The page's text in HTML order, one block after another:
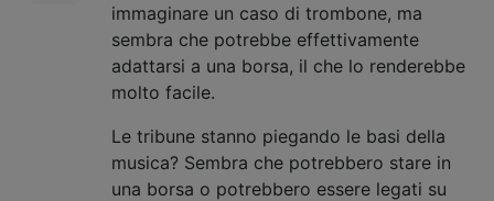
immaginare un caso di trombone, ma
sembra che potrebbe effettivamente
adattarsi a una borsa, il che lo renderebbe
molto facile.
Le tribune stanno piegando le basi della
musica? Sembra che potrebbero stare in
una borsa o potrebbero essere legati su